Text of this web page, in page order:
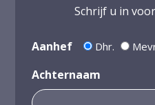
Schrijf u in
Aanhef Dhr.
Achternaam